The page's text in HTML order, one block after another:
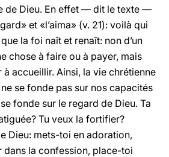
de Dieu. En effet — dit le texte —
et «l’aima» (v. 21): voilà qui
la foi naît et renaît: non d’un
chose à faire ou à payer, mais
à accueillir. Ainsi, la vie chrétienne
se fonde pas sur nos capacités
fonde sur le regard de Dieu. Ta
Tu veux la fortifier?
Dieu: mets-toi en adoration,
dans la confession, place-toi